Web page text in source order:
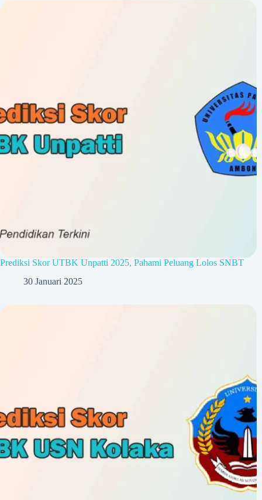
Prediksi Skor UTBK Unpatti 2025, Pahami Peluang Lolos SNBT
30 Januari 2025